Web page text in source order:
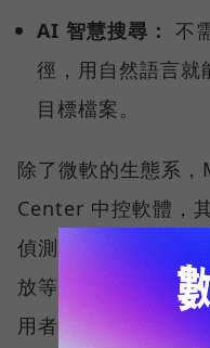
AI 智慧搜尋： 不
徑，用自然語言就
目標檔案。
除了微軟的生態系
Center 中控軟體，
偵測使用情境（如
放等），主動調節
用者無需動手調整